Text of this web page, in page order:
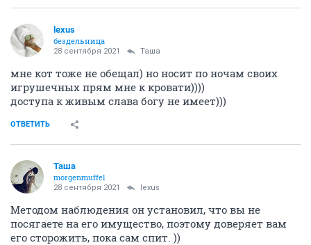
lexus
бездельница
28 сентября 2021 Таша
мне кот тоже не обещал) но носит по ночам своих
игрушечных прям мне к кровати))))
доступа к живым слава богу не имеет)))
ОТВЕТИТЬ
Таша
morgenmuffel
28 сентября 2021 lexus
Методом наблюдения он установил, что вы не
посягаете на его имущество, поэтому доверяет вам
его сторожить, пока сам спит. ))